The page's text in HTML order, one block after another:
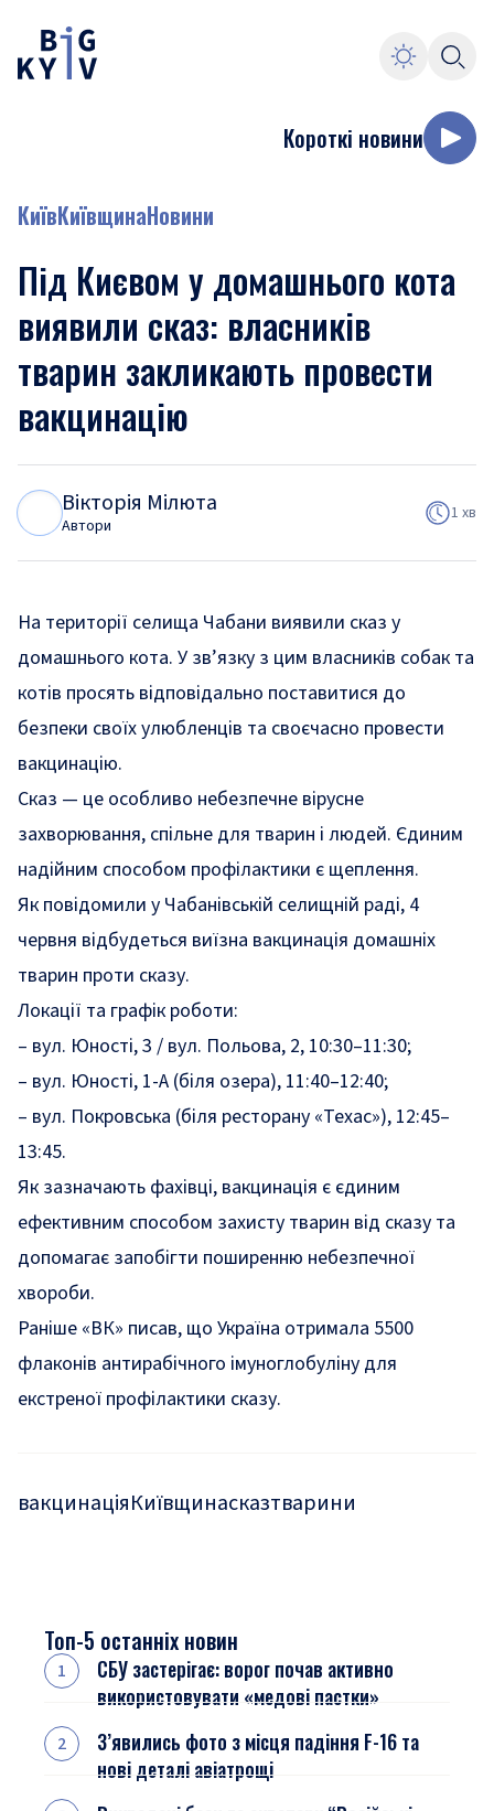
Короткі новини
КиївКиївщинаНовини
Під Києвом у домашнього кота
виявили сказ: власників
тварин закликають провести
вакцинацію
Вікторія Мілюта
Автори
1 хв
На території селища Чабани виявили сказ у
домашнього кота. У зв’язку з цим власників собак та
котів просять відповідально поставитися до
безпеки своїх улюбленців та своєчасно провести
вакцинацію.
Сказ — це особливо небезпечне вірусне
захворювання, спільне для тварин і людей. Єдиним
надійним способом профілактики є щеплення.
Як повідомили у Чабанівській селищній раді, 4
червня відбудеться виїзна вакцинація домашніх
тварин проти сказу.
Локації та графік роботи:
– вул. Юності, 3 / вул. Польова, 2, 10:30–11:30;
– вул. Юності, 1-А (біля озера), 11:40–12:40;
– вул. Покровська (біля ресторану «Техас»), 12:45–
13:45.
Як зазначають фахівці, вакцинація є єдиним
ефективним способом захисту тварин від сказу та
допомагає запобігти поширенню небезпечної
хвороби.
Раніше «ВК» писав, що Україна отримала 5500
флаконів антирабічного імуноглобуліну для
екстреної профілактики сказу.
вакцинаціяКиївщинасказтварини
Топ-5 останніх новин
СБУ застерігає: ворог почав активно
використовувати «медові пастки»
З’явились фото з місця падіння F-16 та
нові деталі авіатрощі